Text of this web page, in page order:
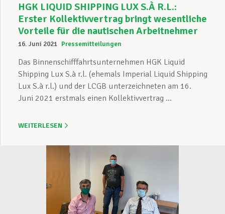
HGK LIQUID SHIPPING LUX S.À R.L.:
Erster Kollektivvertrag bringt wesentliche
Vorteile für die nautischen Arbeitnehmer
16. Juni 2021 Pressemitteilungen
Das Binnenschifffahrtsunternehmen HGK Liquid
Shipping Lux S.à r.l. (ehemals Imperial Liquid Shipping
Lux S.à r.l.) und der LCGB unterzeichneten am 16.
Juni 2021 erstmals einen Kollektivvertrag ...
WEITERLESEN